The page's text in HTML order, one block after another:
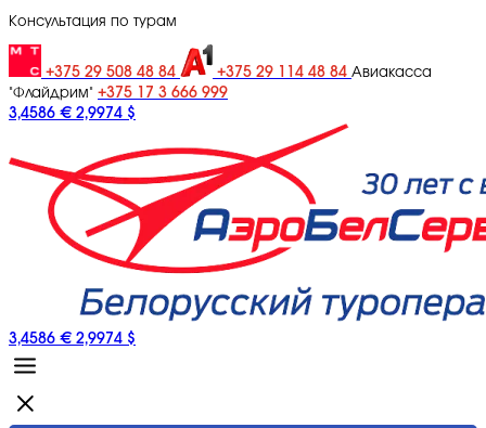
Консультация по турам
+375 29 508 48 84 +375 29 114 48 84 Авиакасса
"Флайдрим" +375 17 3 666 999
3,4586 € 2,9974 $
3,4586 € 2,9974 $